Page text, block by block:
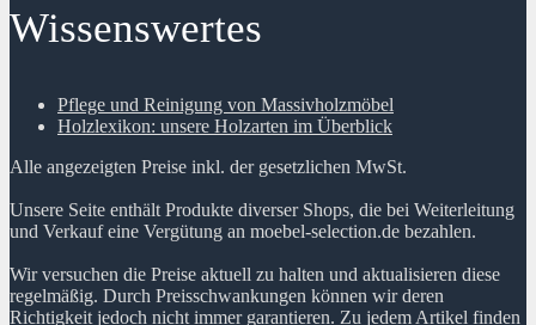
Wissenswertes
Pflege und Reinigung von Massivholzmöbel
Holzlexikon: unsere Holzarten im Überblick
Alle angezeigten Preise inkl. der gesetzlichen MwSt.
Unsere Seite enthält Produkte diverser Shops, die bei Weiterleitung
und Verkauf eine Vergütung an moebel-selection.de bezahlen.
Wir versuchen die Preise aktuell zu halten und aktualisieren diese
regelmäßig. Durch Preisschwankungen können wir deren
Richtigkeit jedoch nicht immer garantieren. Zu jedem Artikel finden